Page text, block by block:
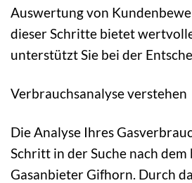
Auswertung von
dieser Schritte bietet
unterstützt Sie bei der
Verbrauchsanalyse verstehen
Die Analyse Ihres
Schritt in der Suche nach dem
Gasanbieter Gifhorn. Durch